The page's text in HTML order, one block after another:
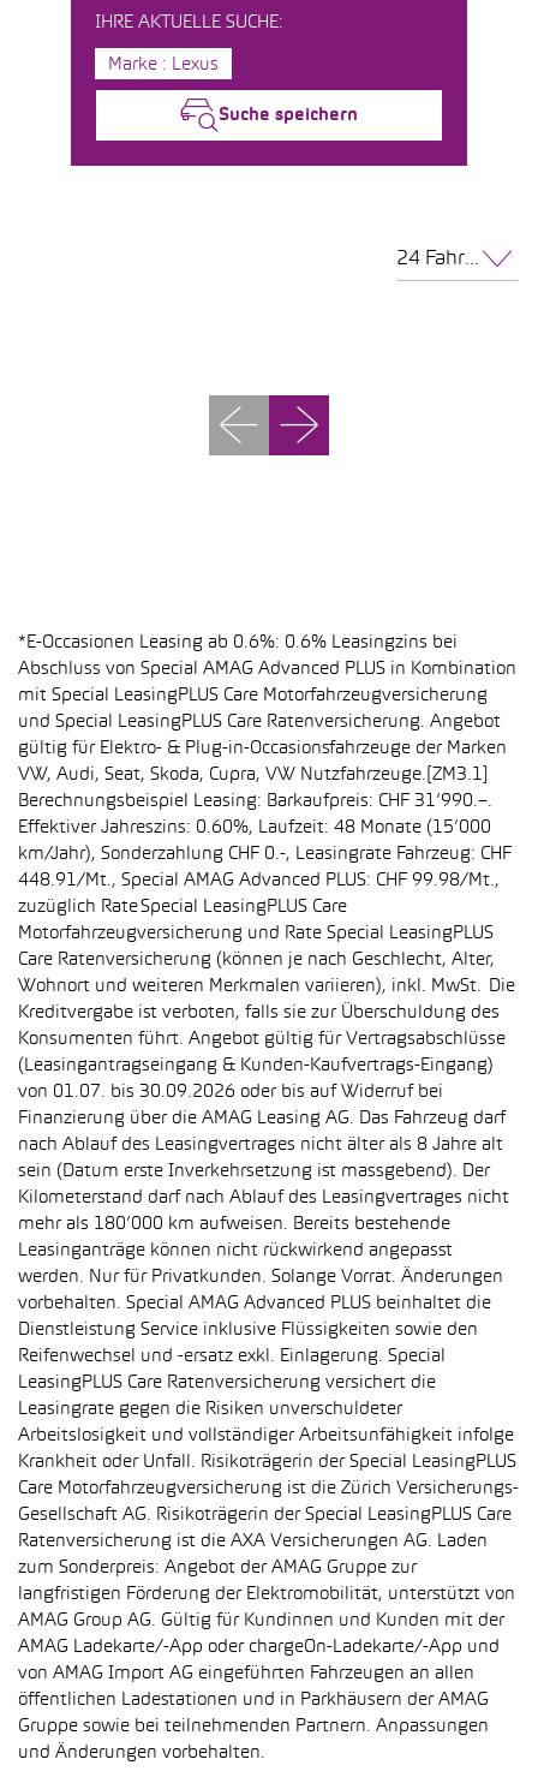
IHRE AKTUELLE SUCHE:
Marke : Lexus
Suche speichern
24 Fahrzeuge pro Seite
*E-Occasionen Leasing ab 0.6%: 0.6% Leasingzins bei
Abschluss von Special AMAG Advanced PLUS in Kombination
mit Special LeasingPLUS Care Motorfahrzeugversicherung
und Special LeasingPLUS Care Ratenversicherung. Angebot
gültig für Elektro- & Plug-in-Occasionsfahrzeuge der Marken
VW, Audi, Seat, Skoda, Cupra, VW Nutzfahrzeuge.[ZM3.1]
Berechnungsbeispiel Leasing: Barkaufpreis: CHF 31’990.–.
Effektiver Jahreszins: 0.60%, Laufzeit: 48 Monate (15’000
km/Jahr), Sonderzahlung CHF 0.-, Leasingrate Fahrzeug: CHF
448.91/Mt., Special AMAG Advanced PLUS: CHF 99.98/Mt.,
zuzüglich Rate Special LeasingPLUS Care
Motorfahrzeugversicherung und Rate Special LeasingPLUS
Care Ratenversicherung (können je nach Geschlecht, Alter,
Wohnort und weiteren Merkmalen variieren), inkl. MwSt. Die
Kreditvergabe ist verboten, falls sie zur Überschuldung des
Konsumenten führt. Angebot gültig für Vertragsabschlüsse
(Leasingantragseingang & Kunden-Kaufvertrags-Eingang)
von 01.07. bis 30.09.2026 oder bis auf Widerruf bei
Finanzierung über die AMAG Leasing AG. Das Fahrzeug darf
nach Ablauf des Leasingvertrages nicht älter als 8 Jahre alt
sein (Datum erste Inverkehrsetzung ist massgebend). Der
Kilometerstand darf nach Ablauf des Leasingvertrages nicht
mehr als 180’000 km aufweisen. Bereits bestehende
Leasinganträge können nicht rückwirkend angepasst
werden. Nur für Privatkunden. Solange Vorrat. Änderungen
vorbehalten. Special AMAG Advanced PLUS beinhaltet die
Dienstleistung Service inklusive Flüssigkeiten sowie den
Reifenwechsel und -ersatz exkl. Einlagerung. Special
LeasingPLUS Care Ratenversicherung versichert die
Leasingrate gegen die Risiken unverschuldeter
Arbeitslosigkeit und vollständiger Arbeitsunfähigkeit infolge
Krankheit oder Unfall. Risikoträgerin der Special LeasingPLUS
Care Motorfahrzeugversicherung ist die Zürich Versicherungs-
Gesellschaft AG. Risikoträgerin der Special LeasingPLUS Care
Ratenversicherung ist die AXA Versicherungen AG. Laden
zum Sonderpreis: Angebot der AMAG Gruppe zur
langfristigen Förderung der Elektromobilität, unterstützt von
AMAG Group AG. Gültig für Kundinnen und Kunden mit der
AMAG Ladekarte/-App oder chargeOn-Ladekarte/-App und
von AMAG Import AG eingeführten Fahrzeugen an allen
öffentlichen Ladestationen und in Parkhäusern der AMAG
Gruppe sowie bei teilnehmenden Partnern. Anpassungen
und Änderungen vorbehalten.